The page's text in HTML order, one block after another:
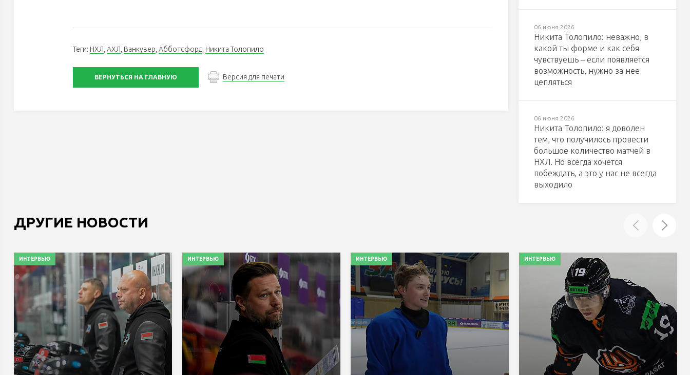
Теги: НХЛ АХЛ Ванкувер Абботсфорд Никита Толопило
ВЕРНУТЬСЯ НА ГЛАВНУЮ Версия для печати
06 июня 2026
Никита Толопило: неважно, в
какой ты форме и как себя
чувствуешь – если появляется
возможность, нужно за нее
цепляться
06 июня 2026
Никита Толопило: я доволен
тем, что получилось провести
большое количество матчей в
НХЛ. Но всегда хочется
побеждать, а это у нас не всегда
выходило
ДРУГИЕ НОВОСТИ
ИНТЕРВЬЮ ИНТЕРВЬЮ ИНТЕРВЬЮ ИНТЕРВЬЮ